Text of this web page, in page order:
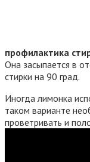
профилактика
Она засыпается в
стирки на 90 град.
Иногда лимонка
таком варианте
проветривать и